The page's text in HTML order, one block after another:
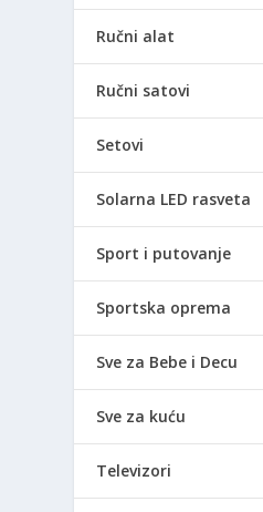
Ručni alat
Ručni satovi
Setovi
Solarna LED rasveta
Sport i putovanje
Sportska oprema
Sve za Bebe i Decu
Sve za kuću
Televizori